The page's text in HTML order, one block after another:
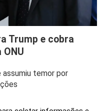
Trump e cobra
temor por